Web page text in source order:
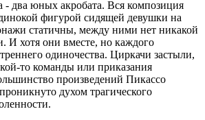
- два юных акробата. Вся композиция
фигурой сидящей девушки на
статичны, между ними нет никакой
И хотя они вместе, но каждого
одиночества. Циркачи застыли,
то команды или приказания
произведений Пикассо
духом трагического